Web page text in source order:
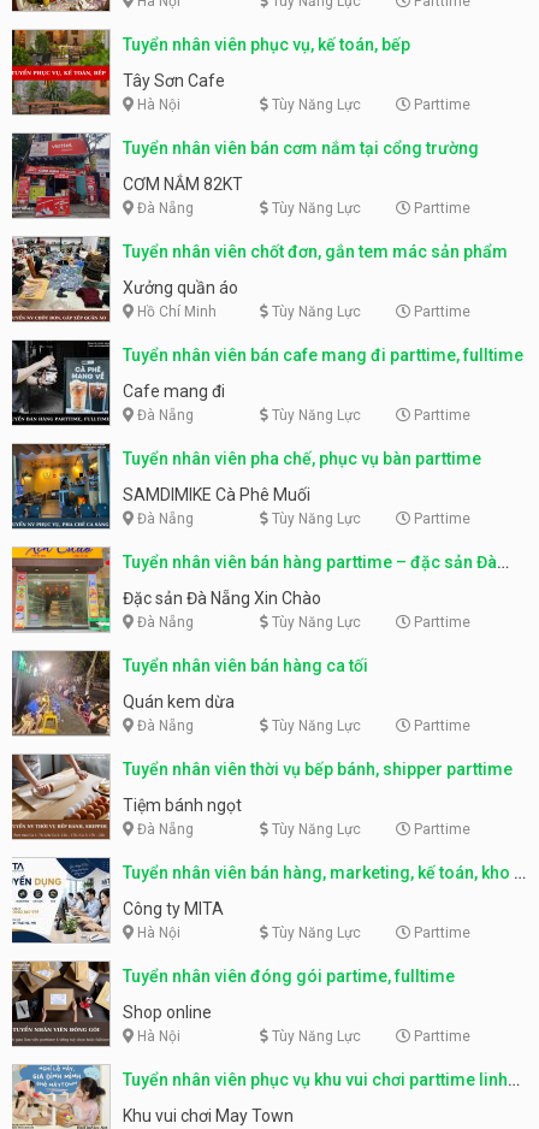
Tuyển nhân viên phục vụ, kế toán, bếp
Tây Sơn Cafe
Hà Nội Tùy Năng Lực Parttime
Tuyển nhân viên bán cơm nắm tại cổng trường
CƠM NẮM 82KT
Đà Nẵng Tùy Năng Lực Parttime
Tuyển nhân viên chốt đơn, gắn tem mác sản phẩm
Xưởng quần áo
Hồ Chí Minh Tùy Năng Lực Parttime
Tuyển nhân viên bán cafe mang đi parttime, fulltime
Cafe mang đi
Đà Nẵng Tùy Năng Lực Parttime
Tuyển nhân viên pha chế, phục vụ bàn parttime
SAMDIMIKE Cà Phê Muối
Đà Nẵng Tùy Năng Lực Parttime
Tuyển nhân viên bán hàng parttime – đặc sản Đà
Nẵng
Đặc sản Đà Nẵng Xin Chào
Đà Nẵng Tùy Năng Lực Parttime
Tuyển nhân viên bán hàng ca tối
Quán kem dừa
Đà Nẵng Tùy Năng Lực Parttime
Tuyển nhân viên thời vụ bếp bánh, shipper parttime
Tiệm bánh ngọt
Đà Nẵng Tùy Năng Lực Parttime
Tuyển nhân viên bán hàng, marketing, kế toán, kho –
parttime, fulltime
Công ty MITA
Hà Nội Tùy Năng Lực Parttime
Tuyển nhân viên đóng gói partime, fulltime
Shop online
Hà Nội Tùy Năng Lực Parttime
Tuyển nhân viên phục vụ khu vui chơi parttime linh
động
Khu vui chơi May Town